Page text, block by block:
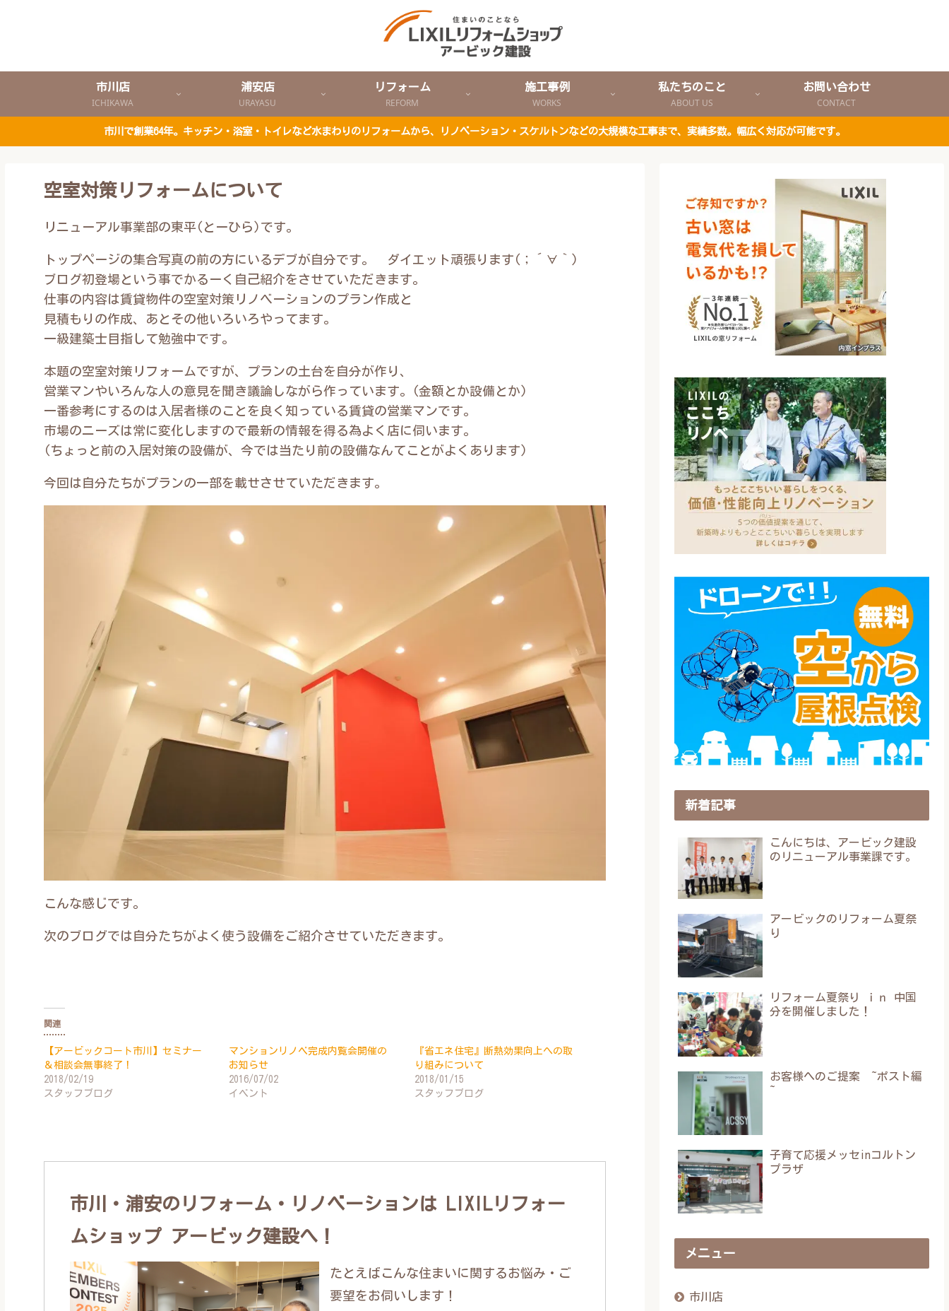
市川店
ICHIKAWA
浦安店
URAYASU
リフォーム
REFORM
施工事例
WORKS
私たちのこと
ABOUT US
お問い合わせ
CONTACT
市川で創業64年。キッチン・浴室・トイレなど水まわりのリフォームから、リノベーション・スケルトンなどの大規模な工事まで、実績多数。幅広く対応が可能です。
空室対策リフォームについて
リニューアル事業部の東平(とーひら)です。
トップページの集合写真の前の方にいるデブが自分です。 ダイエット頑張ります(；´∀｀)
ブログ初登場という事でかるーく自己紹介をさせていただきます。
仕事の内容は賃貸物件の空室対策リノベーションのプラン作成と
見積もりの作成、あとその他いろいろやってます。
一級建築士目指して勉強中です。
本題の空室対策リフォームですが、プランの土台を自分が作り、
営業マンやいろんな人の意見を聞き議論しながら作っています。(金額とか設備とか)
一番参考にするのは入居者様のことを良く知っている賃貸の営業マンです。
市場のニーズは常に変化しますので最新の情報を得る為よく店に伺います。
(ちょっと前の入居対策の設備が、今では当たり前の設備なんてことがよくあります)
今回は自分たちがプランの一部を載せさせていただきます。
こんな感じです。
次のブログでは自分たちがよく使う設備をご紹介させていただきます。
関連
【アービックコート市川】セミナー
＆相談会無事終了！
2018/02/19
スタッフブログ
マンションリノベ完成内覧会開催の
お知らせ
2016/07/02
イベント
『省エネ住宅』断熱効果向上への取
り組みについて
2018/01/15
スタッフブログ
市川・浦安のリフォーム・リノベーションは LIXILリフォー
ムショップ アービック建設へ！
たとえばこんな住まいに関するお悩み・ご
要望をお伺いします！
新着記事
こんにちは、アービック建設
のリニューアル事業課です。
アービックのリフォーム夏祭
り
リフォーム夏祭り ｉｎ 中国
分を開催しました！
お客様へのご提案 ~ポスト編
~
子育て応援メッセinコルトン
プラザ
メニュー
市川店